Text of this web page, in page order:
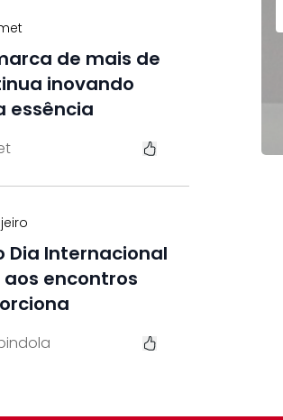
de mais de
inovando
essência
Dia Internacional
encontros